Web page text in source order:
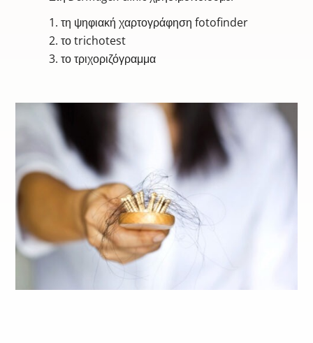
τη ψηφιακή χαρτογράφηση fotofinder
τοtrichotest
το τριχοριζόγραμμα